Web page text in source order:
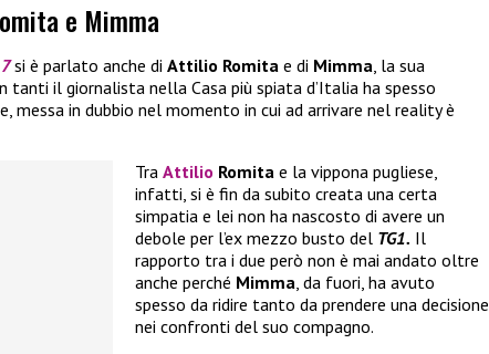
e Mimma
si è parlato anche di Attilio Romita e di Mimma, la sua
tanti il giornalista nella Casa più spiata d’Italia ha spesso
messa in dubbio nel momento in cui ad arrivare nel reality è
Tra Attilio Romita e la vippona pugliese,
infatti, si è fin da subito creata una certa
simpatia e lei non ha nascosto di avere un
debole per l’ex mezzo busto del TG1. Il
rapporto tra i due però non è mai andato oltre
anche perché Mimma, da fuori, ha avuto
spesso da ridire tanto da prendere una decisione
nei confronti del suo compagno.